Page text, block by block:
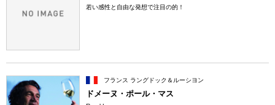
若い感性と自由な発想で注目の的！
フランス ラングドック＆ルーシヨン
ドメーヌ・ポール・マス